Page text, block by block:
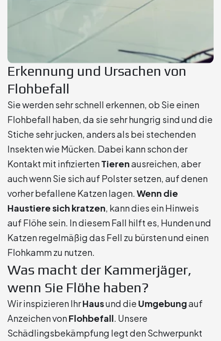
Erkennung und Ursachen von
Flohbefall
Sie werden sehr schnell erkennen, ob Sie einen
Flohbefall haben, da sie sehr hungrig sind und die
Stiche sehr jucken, anders als bei stechenden
Insekten wie Mücken. Dabei kann schon der
Kontakt mit infiziertenTierenausreichen, aber
auch wenn Sie sich auf Polster setzen, auf denen
vorher befallene Katzen lagen.Wenn die
Haustiere sich kratzen, kann dies ein Hinweis
auf Flöhe sein. In diesem Fall hilft es, Hunden und
Katzen regelmäßig das Fell zu bürsten und einen
Flohkamm zu nutzen.
Was macht der Kammerjäger,
wenn Sie Flöhe haben?
Wir inspizieren IhrHausund die Umgebungauf
Anzeichen vonFlohbefall. Unsere
Schädlingsbekämpfung legt den Schwerpunkt